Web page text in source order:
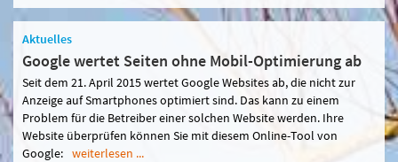
Aktuelles
Google wertet Seiten ohne Mobil-Optimierung ab
Seit dem 21. April 2015 wertet Google Websites ab, die nicht zur
Anzeige auf Smartphones optimiert sind. Das kann zu einem
Problem für die Betreiber einer solchen Website werden. Ihre
Website überprüfen können Sie mit diesem Online-Tool von
Google: weiterlesen ...